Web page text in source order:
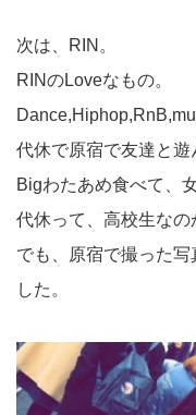
次は、RIN。
RINのLoveなもの。
代休で原宿で友達と遊
Bigわたあめ食べて、
代休って、高校生なの
でも、原宿で撮った
した。